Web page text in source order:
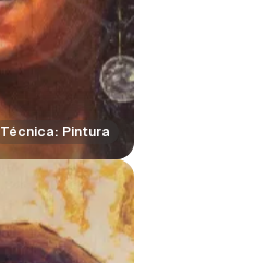
Técnica: Pintura